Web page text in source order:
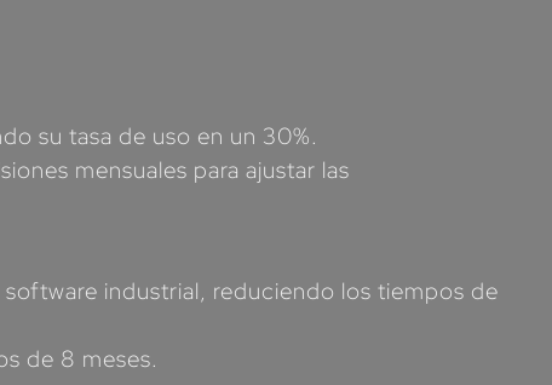
su tasa de uso en un 30%.
mensuales para ajustar las
industrial, reduciendo los tiempos de
de 8 meses.